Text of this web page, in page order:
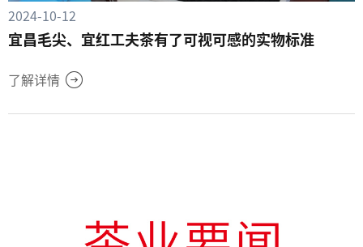
2024-10-12
宜昌毛尖、宜红工夫茶有了可视可感的实物标准
了解详情